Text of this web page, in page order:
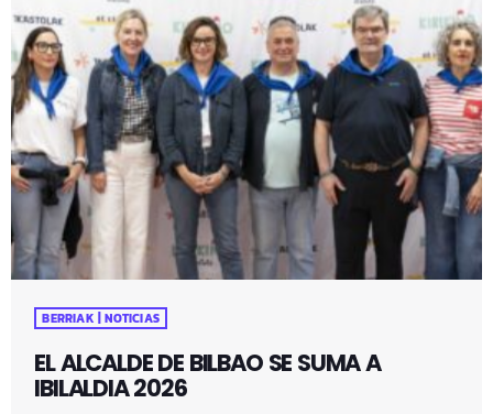
BERRIAK | NOTICIAS
EL ALCALDE DE BILBAO SE SUMA A
IBILALDIA 2026